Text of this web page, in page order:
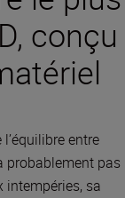
conçu
entre
probablement pas
intempéries, sa